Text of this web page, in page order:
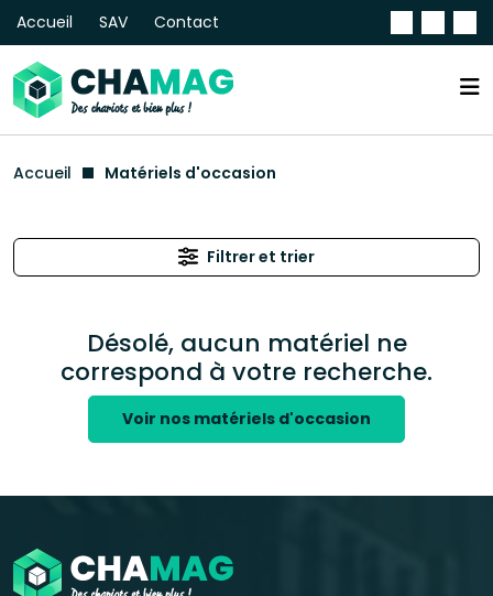
Accueil SAV Contact
Accueil Matériels d'occasion
Filtrer et trier
Désolé, aucun matériel ne
correspond à votre recherche.
Voir nos matériels d'occasion